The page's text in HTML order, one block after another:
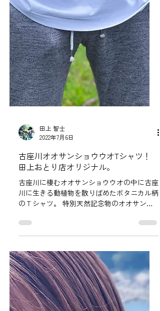
田上 智士
2022年7月6日
田上おとり店オリジナル。
川に生きる動植物を散りばめたボタニカル柄
のＴシャツ。 特別天然記念物のオオサンシ
ョウウオをアンブレラ種ととらえ、オオサン
ショウウオを守る事で古座川の豊かな自然を
守り再生していこうという思いを込めた田上
おとり店のオリジナルＴシャツ。 ●...